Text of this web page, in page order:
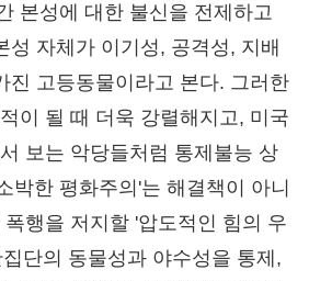
본성에 대한 불신을 전제하고
성 자체가 이기성, 공격성, 지배
진 고등동물이라고 본다. 그러한
이 될 때 더욱 강렬해지고, 미국
보는 악당들처럼 통제불능 상
박한 평화주의'는 해결책이 아니
행을 저지할 '압도적인 힘의 우
단의 동물성과 야수성을 통제,